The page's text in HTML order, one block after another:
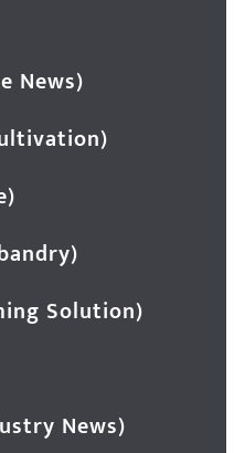
News)
Solution)
News)